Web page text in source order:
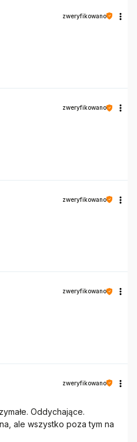
zweryfikowano
zweryfikowano
zweryfikowano
zweryfikowano
zweryfikowano
Oddychające.
ale wszystko poza tym na